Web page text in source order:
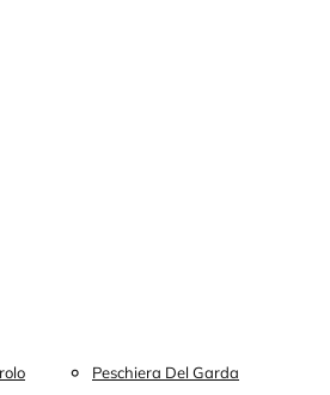
Peschiera Del Garda